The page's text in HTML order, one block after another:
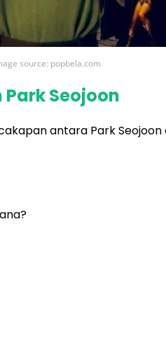
source: popbela.com
Park Seojoon
antara Park Seojoon